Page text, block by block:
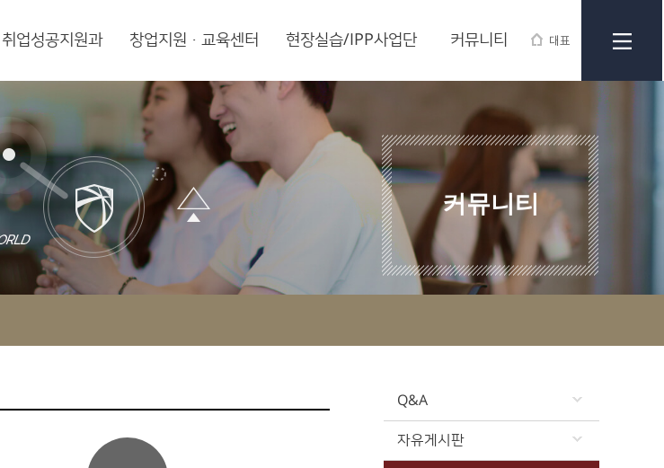
대표
취업성공지원과 창업지원·교육센터 현장실습/IPP사업단 커뮤니티
커뮤니티
Q&A
자유게시판